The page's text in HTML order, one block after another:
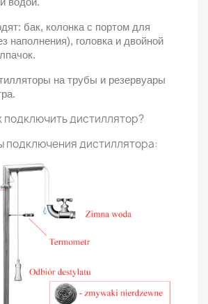
бак, колонка с портом для
наполнения), головка и двойной
на трубы и резервуары
подключить дистиллятор?
подключения дистиллятора: